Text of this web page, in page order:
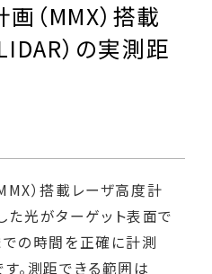
（MMX）搭載
）の実測距
）搭載レーザ高度計
た光がターゲット表面で
での時間を正確に計測
。測距できる範囲は